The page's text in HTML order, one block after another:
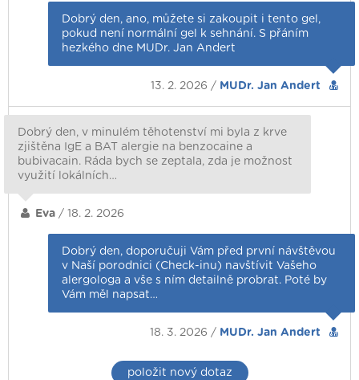
Dobrý den, ano, můžete si zakoupit i tento gel,
pokud není normální gel k sehnání. S přáním
hezkého dne MUDr. Jan Andert
13. 2. 2026 / MUDr. Jan Andert
Dobrý den, v minulém těhotenství mi byla z krve
zjištěna IgE a BAT alergie na benzocaine a
bubivacain. Ráda bych se zeptala, zda je možnost
využití lokálních…
Eva / 18. 2. 2026
Dobrý den, doporučuji Vám před první návštěvou
v Naší porodnici (Check-inu) navštívit Vašeho
alergologa a vše s ním detailně probrat. Poté by
Vám měl napsat…
18. 3. 2026 / MUDr. Jan Andert
položit nový dotaz